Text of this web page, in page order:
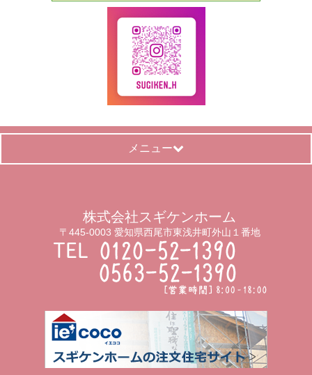
メニュー
株式会社スギケンホーム
〒445-0003 愛知県西尾市東浅井町外山１番地